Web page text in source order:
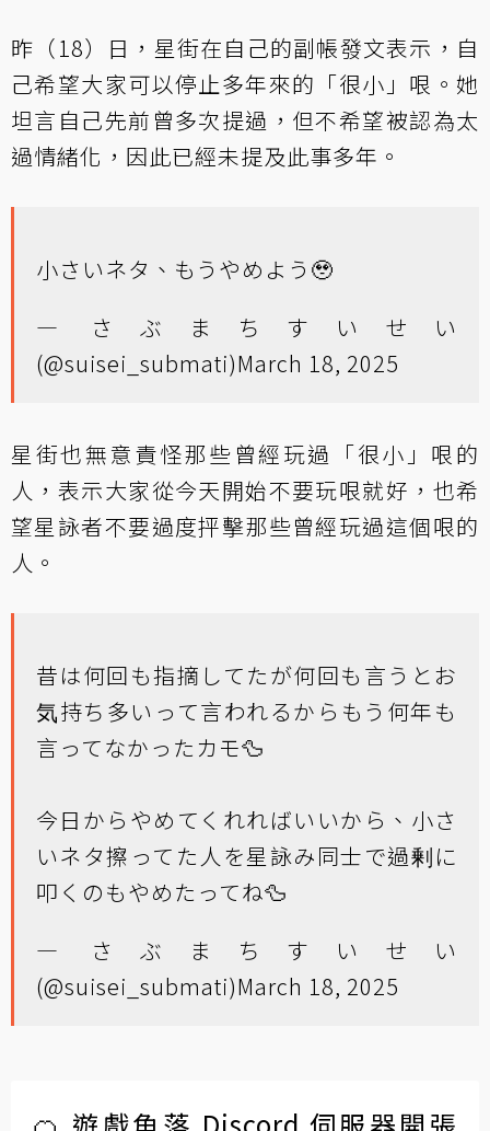
昨（18）日，星街在自己的副帳發文表示，自
己希望大家可以停止多年來的「很小」哏。她
坦言自己先前曾多次提過，但不希望被認為太
過情緒化，因此已經未提及此事多年。
小さいネタ、もうやめよう🥹
— さぶまちすいせい
(@suisei_submati)March 18, 2025
星街也無意責怪那些曾經玩過「很小」哏的
人，表示大家從今天開始不要玩哏就好，也希
望星詠者不要過度抨擊那些曾經玩過這個哏的
人。
昔は何回も指摘してたが何回も言うとお
気持ち多いって言われるからもう何年も
言ってなかったカモ🦆
今日からやめてくれればいいから、小さ
いネタ擦ってた人を星詠み同士で過剰に
叩くのもやめたってね🦆
— さぶまちすいせい
(@suisei_submati)March 18, 2025